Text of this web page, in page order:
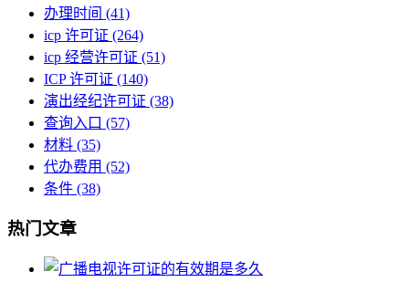
办理时间 (41)
icp 许可证 (264)
icp 经营许可证 (51)
ICP 许可证 (140)
演出经纪许可证 (38)
查询入口 (57)
材料 (35)
代办费用 (52)
条件 (38)
热门文章